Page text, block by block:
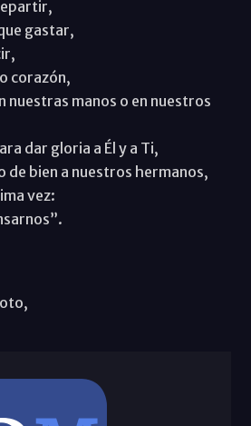
gastar,
corazón,
nuestras manos o en nuestros
dar gloria a Él y a Ti,
de bien a nuestros hermanos,
vez: